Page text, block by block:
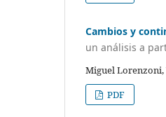
Cambios y
un análisis a
Miguel Lorenzoni,
PDF